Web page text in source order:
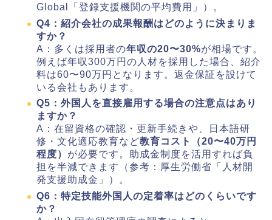
Global「登録支援機関の平均費用」）。
Q4：紹介会社の成果報酬はどのように決まりま
すか？
A：多くは採用者の年収の20〜30%が相場です。
例えば年収300万円の人材を採用した場合、紹介
料は60〜90万円となります。返金保証を設けて
いる会社もあります。
Q5：外国人を直接雇用する場合の注意点はあり
ますか？
A：在留資格の確認・更新手続きや、日本語研
修・文化適応教育など教育コスト（20〜40万円
程度） が必要です。助成金制度を活用すれば負
担を半減できます（参考：厚生労働省「人材開
発支援助成金」）。
Q6：特定技能外国人の定着率はどのくらいです
か？